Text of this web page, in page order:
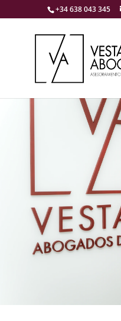
+34 638 043 345